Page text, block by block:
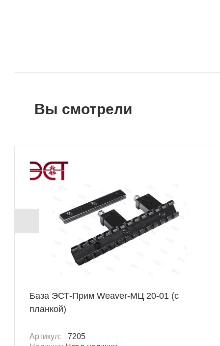
Вы смотрели
База ЭСТ-Прим Weaver-МЦ 20-01 (с
планкой)
Артикул:
7205